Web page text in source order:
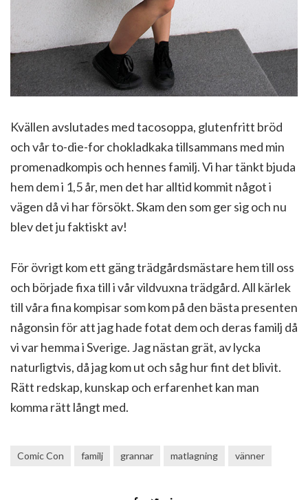
Kvällen avslutades med tacosoppa, glutenfritt bröd
och vår to-die-for chokladkaka tillsammans med min
promenadkompis och hennes familj. Vi har tänkt bjuda
hem dem i 1,5 år, men det har alltid kommit något i
vägen då vi har försökt. Skam den som ger sig och nu
blev det ju faktiskt av!
För övrigt kom ett gäng trädgårdsmästare hem till oss
och började fixa till i vår vildvuxna trädgård. All kärlek
till våra fina kompisar som kom på den bästa presenten
någonsin för att jag hade fotat dem och deras familj då
vi var hemma i Sverige. Jag nästan grät, av lycka
naturligtvis, då jag kom ut och såg hur fint det blivit.
Rätt redskap, kunskap och erfarenhet kan man
komma rätt långt med.
Comic Con familj grannar matlagning vänner